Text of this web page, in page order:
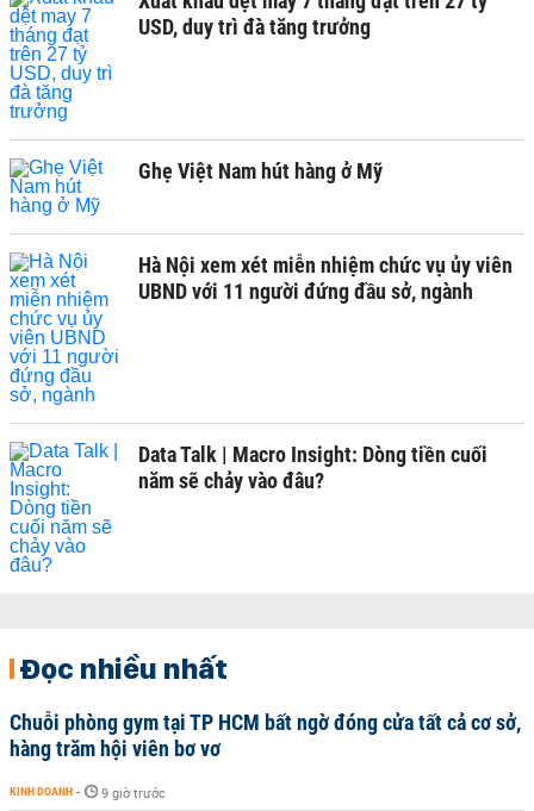
USD, duy trì đà tăng trưởng
Ghẹ Việt Nam hút hàng ở Mỹ
Hà Nội xem xét miễn nhiệm chức vụ ủy viên
UBND với 11 người đứng đầu sở, ngành
Data Talk | Macro Insight: Dòng tiền cuối
năm sẽ chảy vào đâu?
Đọc nhiều nhất
Chuỗi phòng gym tại TP HCM bất ngờ đóng cửa tất cả cơ sở,
hàng trăm hội viên bơ vơ
KINH DOANH - 9 giờ trước